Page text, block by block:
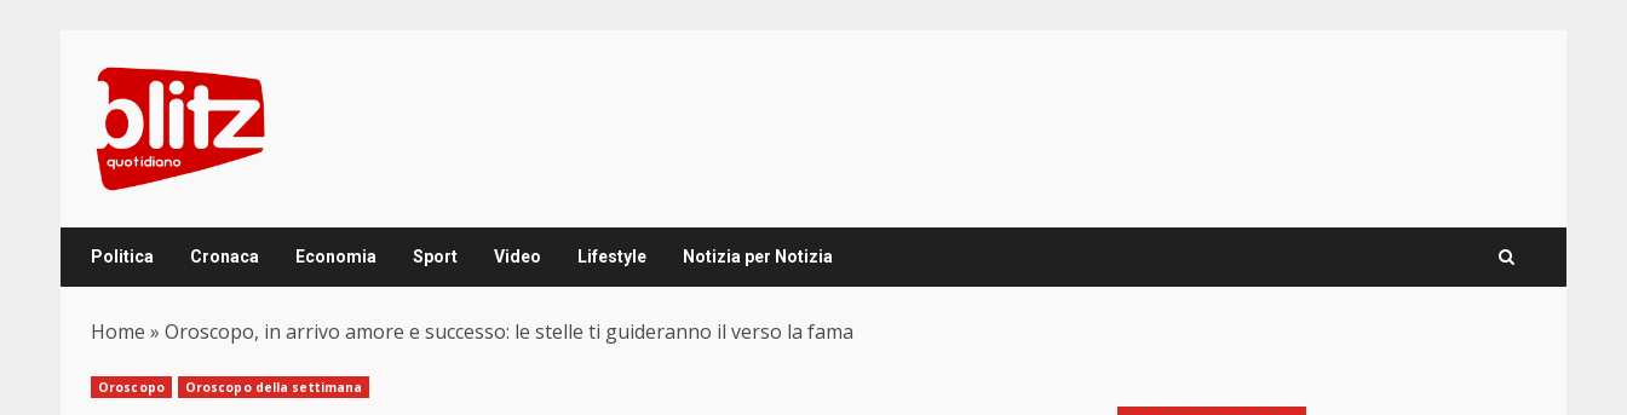
content
Politica Cronaca Economia Sport Video Lifestyle Notizia per Notizia
Home » Oroscopo, in arrivo amore e successo: le stelle ti guideranno il verso la fama
Oroscopo Oroscopo della settimana